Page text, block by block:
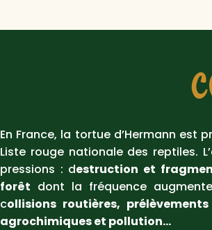
En France, la tortue d’Hermann est
Liste rouge nationale des reptiles.
pressions : destruction et
forêt dont la fréquence
collisions routières, p
agrochimiques et pollution…